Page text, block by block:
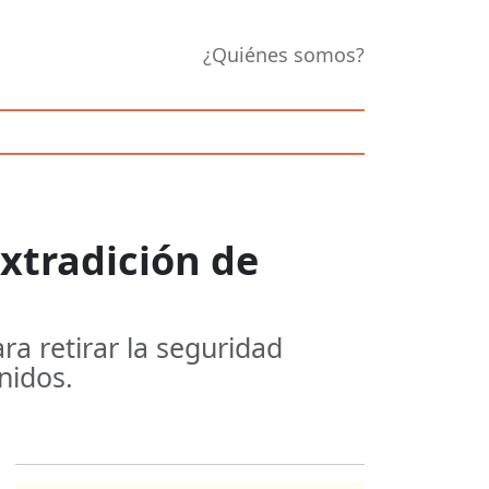
¿Quiénes somos?
de
retirar la seguridad